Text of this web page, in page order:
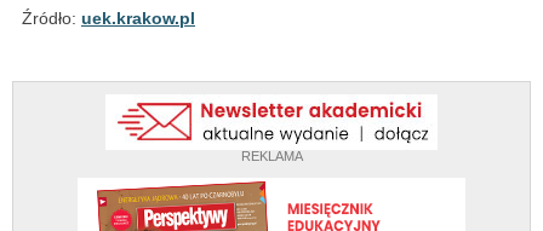
REKLAMA
Źródło: uek.krakow.pl